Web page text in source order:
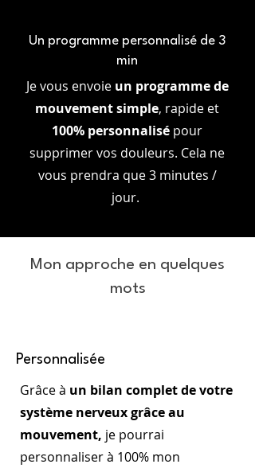
Un programme personnalisé de 3
min
Je vous envoie un programme de
mouvement simple, rapide et
100% personnalisé pour
supprimer vos douleurs. Cela ne
vous prendra que 3 minutes /
jour.
Mon approche en quelques
mots
Personnalisée
Grâce à un bilan complet de votre
système nerveux grâce au
mouvement, je pourrai
personnaliser à 100% mon